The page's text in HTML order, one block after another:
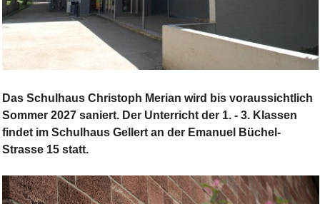
Das Schulhaus Christoph Merian wird bis voraussichtlich
Sommer 2027 saniert. Der Unterricht der 1. - 3. Klassen
findet im Schulhaus Gellert an der Emanuel Büchel-
Strasse 15 statt.